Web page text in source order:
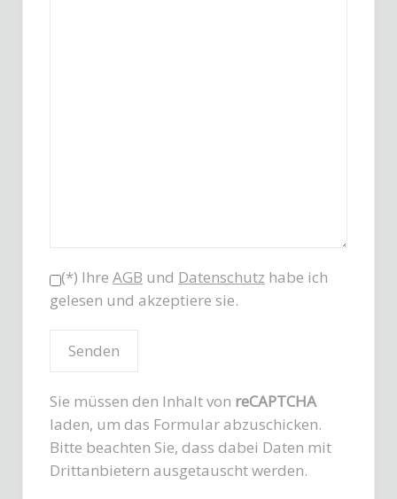
(*) Ihre AGB und Datenschutz habe ich
gelesen und akzeptiere sie.
Sie müssen den Inhalt von reCAPTCHA
laden, um das Formular abzuschicken.
Bitte beachten Sie, dass dabei Daten mit
Drittanbietern ausgetauscht werden.